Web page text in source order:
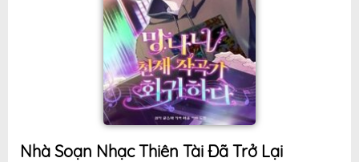
Nhà Soạn Nhạc Thiên Tài Đã Trở Lại